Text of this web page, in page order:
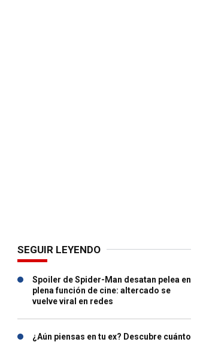
SEGUIR LEYENDO
Spoiler de Spider-Man desatan pelea en
plena función de cine: altercado se
vuelve viral en redes
¿Aún piensas en tu ex? Descubre cuánto